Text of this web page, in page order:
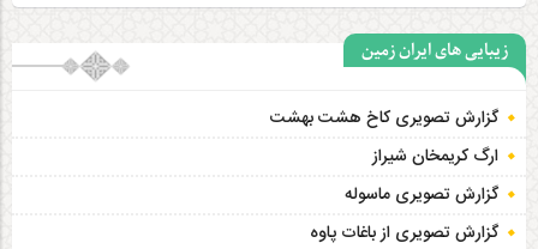
زیبایی های ایران زمین
گزارش تصویری کاخ هشت‌ بهشت
ارگ کریمخان شیراز
گزارش تصویری ماسوله
گزارش تصویری از باغات پاوه